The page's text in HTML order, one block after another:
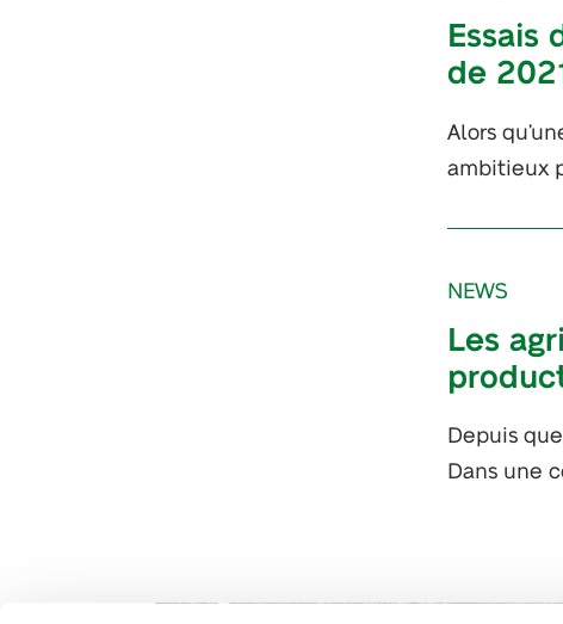
Essais
de
Alors
ambitieux
NEWS
Les
Depuis
Dans une